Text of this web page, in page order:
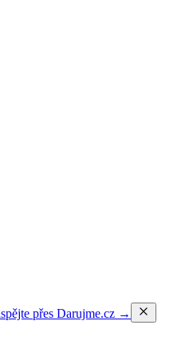
přes Darujme.cz →